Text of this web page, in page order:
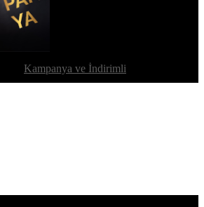
Kampanya ve İndirimli